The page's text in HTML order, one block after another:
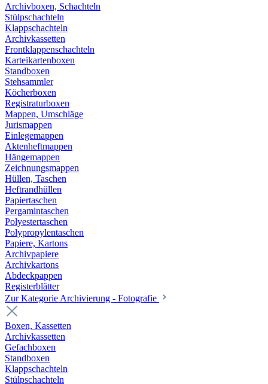
Archivboxen, Schachteln
Stülpschachteln
Klappschachteln
Archivkassetten
Frontklappenschachteln
Karteikartenboxen
Standboxen
Stehsammler
Köcherboxen
Registraturboxen
Mappen, Umschläge
Jurismappen
Einlegemappen
Aktenheftmappen
Hängemappen
Zeichnungsmappen
Hüllen, Taschen
Heftrandhüllen
Papiertaschen
Pergamintaschen
Polyestertaschen
Polypropylentaschen
Papiere, Kartons
Archivpapiere
Archivkartons
Abdeckpappen
Registerblätter
Zur Kategorie Archivierung - Fotografie
Boxen, Kassetten
Archivkassetten
Gefachboxen
Standboxen
Klappschachteln
Stülpschachteln